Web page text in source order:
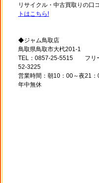
リサイクル・中古買取りの
トはこちら!
◆ジャム鳥取店
鳥取県鳥取市大杙201-1
TEL：0857-25-5515 フリー
52-3225
営業時間：朝10：00～夜21：
年中無休